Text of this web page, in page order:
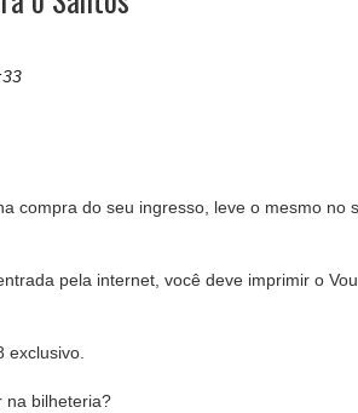
compra do seu ingresso, leve o mesmo no
pela internet, você deve imprimir o
exclusivo.
na bilheteria?